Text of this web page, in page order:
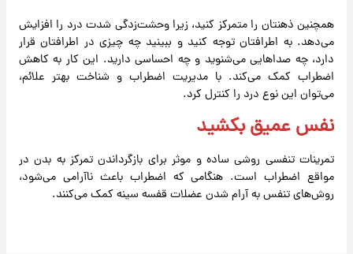
همچنین ذهنتان را متمرکز کنید، زیرا وحشت‌زدگی شدت درد را افزایش
می‌دهد. به اطرافتان توجه کنید و ببینید چه چیزی در اطرافتان قرار
دارد، چه صداهایی می‌شنوید و چه احساسی دارید. این کار به کاهش
اضطراب کمک می‌کند. با مدیریت اضطراب و شناخت بهتر علائم،
می‌توان این نوع درد را کنترل کرد.
نفس عمیق بکشید
تمرینات تنفسی روشی ساده و موثر برای بازگرداندن تمرکز به بدن در
مواقع اضطراب است. هنگامی که اضطراب باعث ناآرامی می‌شود،
روش‌های تنفس به آرام شدن عضلات قفسه سینه کمک می‌کنند.